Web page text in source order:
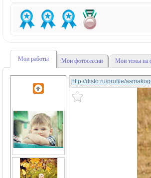
Мои работы Мои фотосессии Мои темы на
http://disfo.ru/profile/